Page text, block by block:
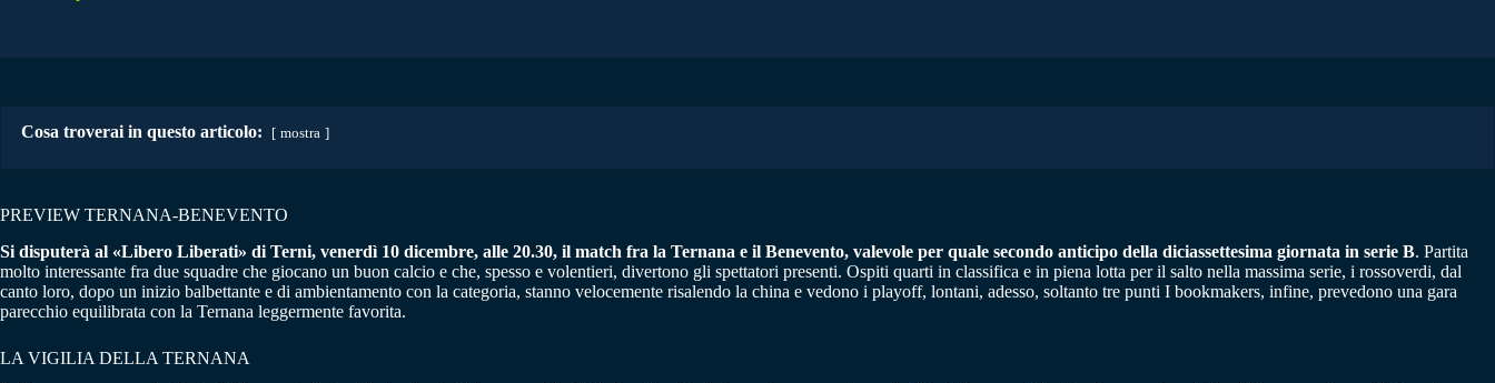
Cosa troverai in questo articolo: mostra
PREVIEW TERNANA-BENEVENTO
Si disputerà al «Libero Liberati» di Terni, venerdì 10 dicembre, alle 20.30, il match fra la Ternana e il Benevento, valevole per quale secondo anticipo della diciassettesima giornata in serie B. Partita
molto interessante fra due squadre che giocano un buon calcio e che, spesso e volentieri, divertono gli spettatori presenti. Ospiti quarti in classifica e in piena lotta per il salto nella massima serie, i rossoverdi, dal
canto loro, dopo un inizio balbettante e di ambientamento con la categoria, stanno velocemente risalendo la china e vedono i playoff, lontani, adesso, soltanto tre punti I bookmakers, infine, prevedono una gara
parecchio equilibrata con la Ternana leggermente favorita.
LA VIGILIA DELLA TERNANA